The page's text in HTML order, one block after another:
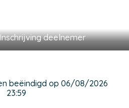
deelnemer
beëindigd op 06/08/2026
23:59